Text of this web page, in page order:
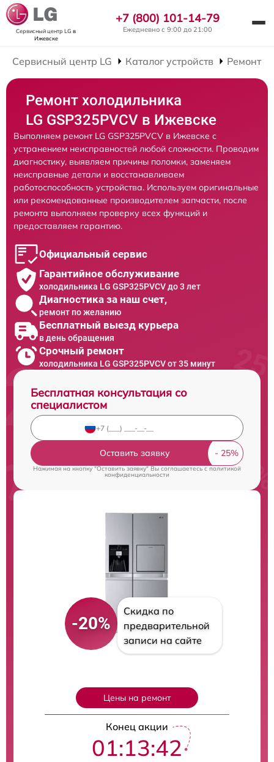
Сервисный центр LG в
Ижевске
+7 (800) 101-14-79
Ежедневно с 9:00 до 21:00
Сервисный центр LG Каталог устройств Ремонт
Ремонт холодильника
LG GSP325PVCV в Ижевске
Выполняем ремонт LG GSP325PVCV в Ижевске с
устранением неисправностей любой сложности. Проводим
диагностику, выявляем причины поломки, заменяем
неисправные детали и восстанавливаем
работоспособность устройства. Используем оригинальные
или рекомендованные производителем запчасти, после
ремонта выполняем проверку всех функций и
предоставляем гарантию.
Официальный сервис
Гарантийное обслуживание
холодильника LG GSP325PVCV до 3 лет
Диагностика за наш счет,
ремонт по желанию
Бесплатный выезд курьера
в день обращения
Срочный ремонт
холодильника LG GSP325PVCV от 35 минут
Бесплатная консультация со
специалистом
Оставить заявку
Нажимая на кнопку "Оставить заявку" Вы соглашаетесь cполитикой
конфиденциальности
-20%
Скидка по
предварительной
записи на сайте
Цены на ремонт
Конец акции
01:13:40